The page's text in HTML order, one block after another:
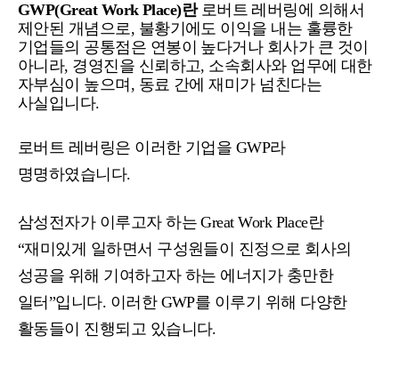
GWP(Great Work Place)란로버트 레버링에 의해서
제안된 개념으로, 불황기에도 이익을 내는 훌륭한
기업들의 공통점은 연봉이 높다거나 회사가 큰 것이
아니라, 경영진을 신뢰하고, 소속회사와 업무에 대한
자부심이 높으며, 동료 간에 재미가 넘친다는
사실입니다.
로버트 레버링은 이러한 기업을 GWP라
명명하였습니다.
삼성전자가 이루고자 하는 Great Work Place란
“재미있게 일하면서 구성원들이 진정으로 회사의
성공을 위해 기여하고자 하는 에너지가 충만한
일터”입니다. 이러한 GWP를 이루기 위해 다양한
활동들이 진행되고 있습니다.